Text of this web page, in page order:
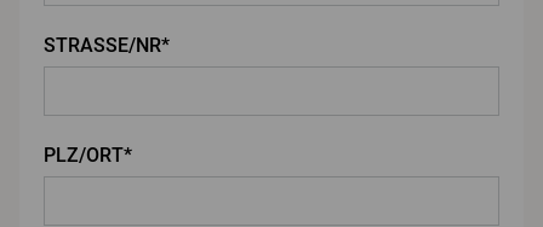
STRASSE/NR*
PLZ/ORT*